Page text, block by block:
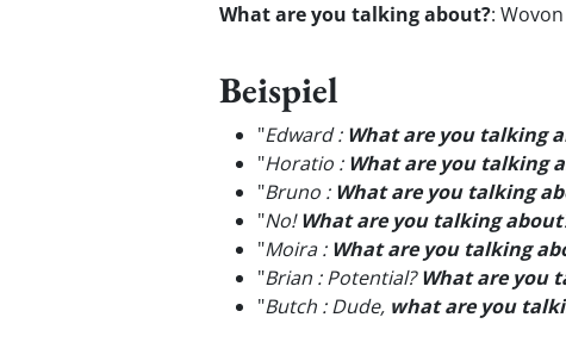
What are you talking about?:
Beispiel
"Edward : What are you talking
"Horatio : What are you talking
"Bruno : What are you talking
"No!What are you talking about
"Moira : What are you talking
"Brian : Potential?What are you
"Butch : Dude, what are you